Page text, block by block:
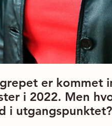
er kommet
i 2022. Men
i utgangspunktet?